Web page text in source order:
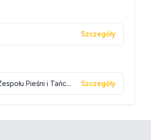
Szczegóły
Agnieszka Ledzińska, Autorzy opracowań muzycznych dla Zespołu Pieśni i Tańca <<Ziemia Bydgoska>> Szczegóły